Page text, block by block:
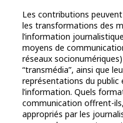
Les contributions
les transformations des
l’information
moyens de
réseaux
“transmédia”, ainsi que
représentations du public
l’information. Quels
communication offrent-
appropriés par les